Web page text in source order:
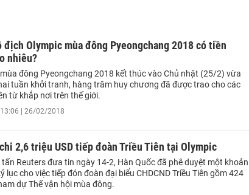
địch Olympic mùa đông Pyeongchang 2018 có tiền
nhiêu?
đông Pyeongchang 2018 kết thúc vào Chủ nhật (25/2) vừa
tuần khởi tranh, hàng trăm huy chương đã được trao cho các
từ khắp nơi trên thế giới.
13:06 | 26/02/2018
2,6 triệu USD tiếp đoàn Triều Tiên tại Olympic
Reuters đưa tin ngày 14-2, Hàn Quốc đã phê duyệt một khoản
lục cho việc tiếp đón đoàn đại biểu CHDCND Triều Tiên gồm 424
dự Thế vận hội mùa đông.